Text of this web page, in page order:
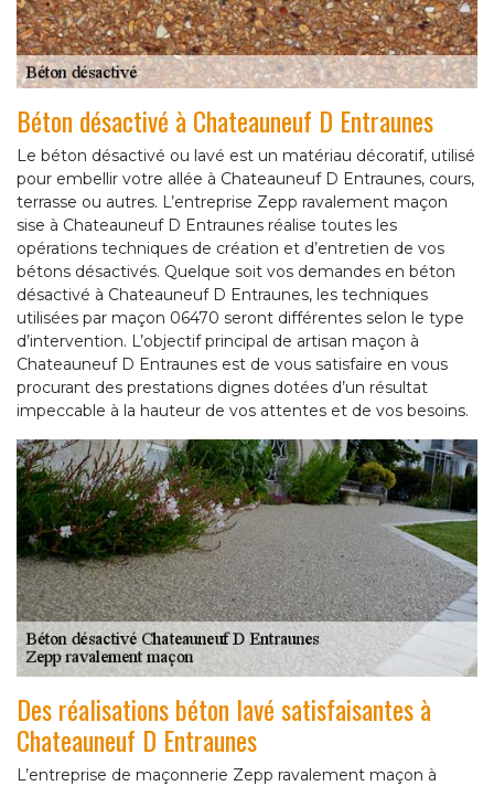
Béton désactivé à Chateauneuf D Entraunes
Le béton désactivé ou lavé est un matériau décoratif, utilisé
pour embellir votre allée à Chateauneuf D Entraunes, cours,
terrasse ou autres. L’entreprise Zepp ravalement maçon
sise à Chateauneuf D Entraunes réalise toutes les
opérations techniques de création et d’entretien de vos
bétons désactivés. Quelque soit vos demandes en béton
désactivé à Chateauneuf D Entraunes, les techniques
utilisées par maçon 06470 seront différentes selon le type
d’intervention. L’objectif principal de artisan maçon à
Chateauneuf D Entraunes est de vous satisfaire en vous
procurant des prestations dignes dotées d’un résultat
impeccable à la hauteur de vos attentes et de vos besoins.
Des réalisations béton lavé satisfaisantes à
Chateauneuf D Entraunes
L’entreprise de maçonnerie Zepp ravalement maçon à